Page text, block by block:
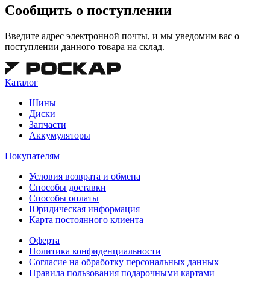
Сообщить о поступлении
Введите адрес электронной почты, и мы уведомим вас о
поступлении данного товара на склад.
Каталог
Шины
Диски
Запчасти
Аккумуляторы
Покупателям
Условия возврата и обмена
Способы доставки
Способы оплаты
Юридическая информация
Карта постоянного клиента
Оферта
Политика конфиденциальности
Согласие на обработку персональных данных
Правила пользования подарочными картами